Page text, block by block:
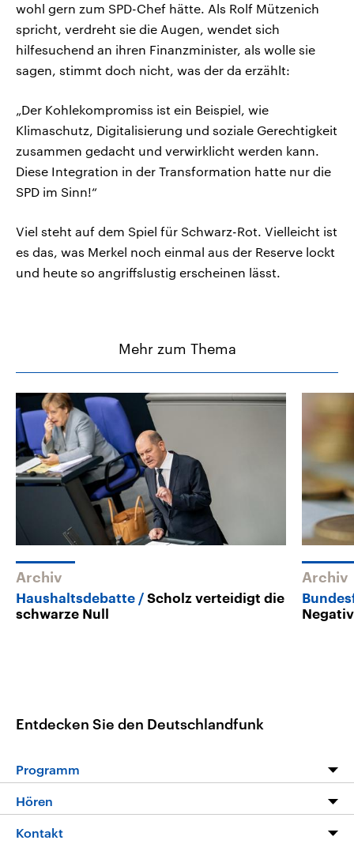
wohl gern zum SPD-Chef hätte. Als Rolf Mützenich
spricht, verdreht sie die Augen, wendet sich
hilfesuchend an ihren Finanzminister, als wolle sie
sagen, stimmt doch nicht, was der da erzählt:
„Der Kohlekompromiss ist ein Beispiel, wie
Klimaschutz, Digitalisierung und soziale Gerechtigkeit
zusammen gedacht und verwirklicht werden kann.
Diese Integration in der Transformation hatte nur die
SPD im Sinn!“
Viel steht auf dem Spiel für Schwarz-Rot. Vielleicht ist
es das, was Merkel noch einmal aus der Reserve lockt
und heute so angriffslustig erscheinen lässt.
Mehr zum Thema
Archiv
Haushaltsdebatte
Scholz verteidigt die
schwarze Null
Archiv
Entdecken Sie den Deutschlandfunk
Programm
Programm
Hören
Livestream
Kontakt